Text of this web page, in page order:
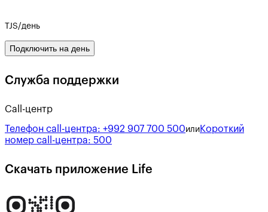
TJS/день
Подключить на день
Служба поддержки
Call-центр
Телефон call-центра: +992 907 700 500или Короткий
номер call-центра: 500
Скачать приложение Life